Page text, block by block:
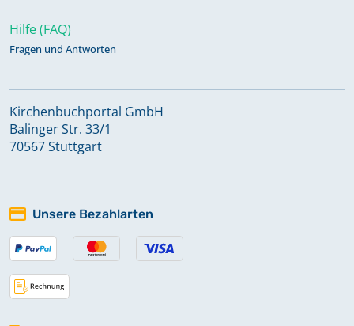
Hilfe (FAQ)
Fragen und Antworten
Kirchenbuchportal GmbH
Balinger Str. 33/1
70567 Stuttgart
Unsere Bezahlarten